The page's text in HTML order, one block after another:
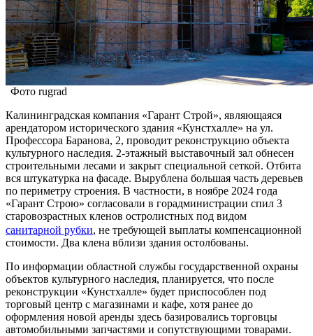
Фото rugrad
Калининградская компания «Гарант Строй», являющаяся
арендатором исторического здания «Кунстхалле» на ул.
Профессора Баранова, 2, проводит реконструкцию объекта
культурного наследия. 2-этажный выставочный зал обнесен
строительными лесами и закрыт специальной сеткой. Отбита
вся штукатурка на фасаде. Вырублена большая часть деревьев
по периметру строения. В частности, в ноябре 2024 года
«Гарант Строю» согласовали в горадминистрации спил 3
старовозрастных кленов остролистных под видом
санитарной рубки, не требующей выплаты компенсационной
стоимости. Два клена вблизи здания остолбованы.
По информации областной службы государственной охраны
объектов культурного наследия, планируется, что после
реконструкции «Кунстхалле» будет приспособлен под
торговый центр с магазинами и кафе, хотя ранее до
оформления новой аренды здесь базировались торговцы
автомобильными запчастями и сопутствующими товарами.